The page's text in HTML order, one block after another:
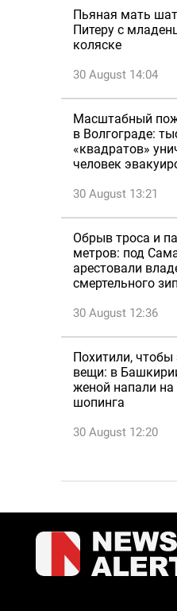
Пьяная мать
Питеру с
коляске
30 August 14:04
Масштабный
в Волгограде:
«квадратов»
человек
30 August 13:21
Обрыв троса и
метров: под
арестовали
смертельного
30 August 12:36
Похитили, чтобы
вещи: в
женой напали
шопинга
30 August 12:20